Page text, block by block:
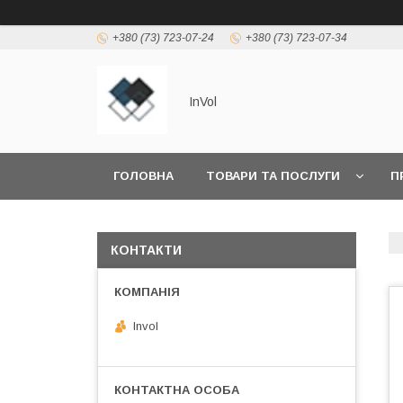
+380 (73) 723-07-24 +380 (73) 723-07-34
InVol
ГОЛОВНА ТОВАРИ ТА ПОСЛУГИ
КОНТАКТИ
Invol